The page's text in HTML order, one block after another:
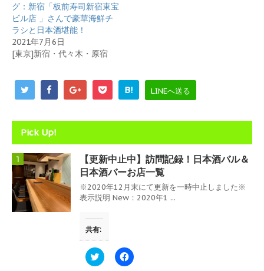
ま
す
)
い
ウ
ィ
ン
ド
ウ
で
ま
グ：新宿「板前寿司新宿東宝
ビル店 」さんで豪華海鮮チ
ラシと日本酒堪能！
2021年7月6日
[東京]新宿・代々木・原宿
B! LINEへ送る
Pick Up!
1
【更新中止中】訪問記録！日本酒バル＆
日本酒バーお店一覧
※2020年12月末にて更新を一時中止しました※
表示説明 New：2020年1 ...
共有:
ク
リ
F
a